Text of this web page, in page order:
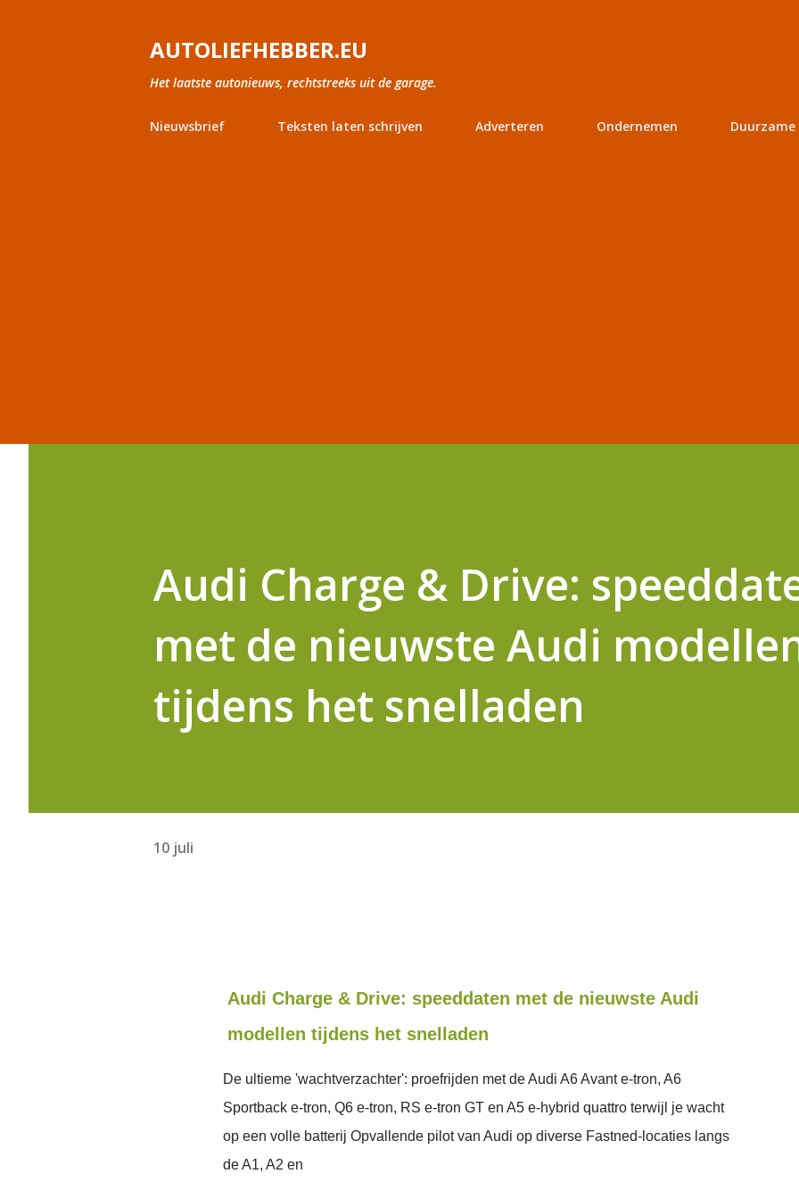
AUTOLIEFHEBBER.EU
Het laatste autonieuws, rechtstreeks uit de garage.
Nieuwsbrief Teksten laten schrijven Adverteren Ondernemen Duurzame
Audi Charge & Drive:
met de nieuwste Audi
tijdens het snelladen
10 juli
Audi Charge & Drive: speeddaten met de nieuwste Audi
modellen tijdens het snelladen
De ultieme 'wachtverzachter': proefrijden met de Audi A6 Avant e-tron, A6
Sportback e-tron, Q6 e-tron, RS e-tron GT en A5 e-hybrid quattro terwijl je wacht
op een volle batterij Opvallende pilot van Audi op diverse Fastned-locaties langs
de A1, A2 en